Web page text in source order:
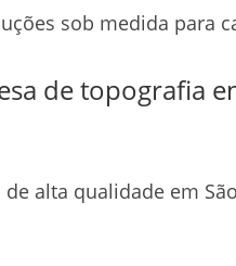
sob medida para
de topografia
alta qualidade em